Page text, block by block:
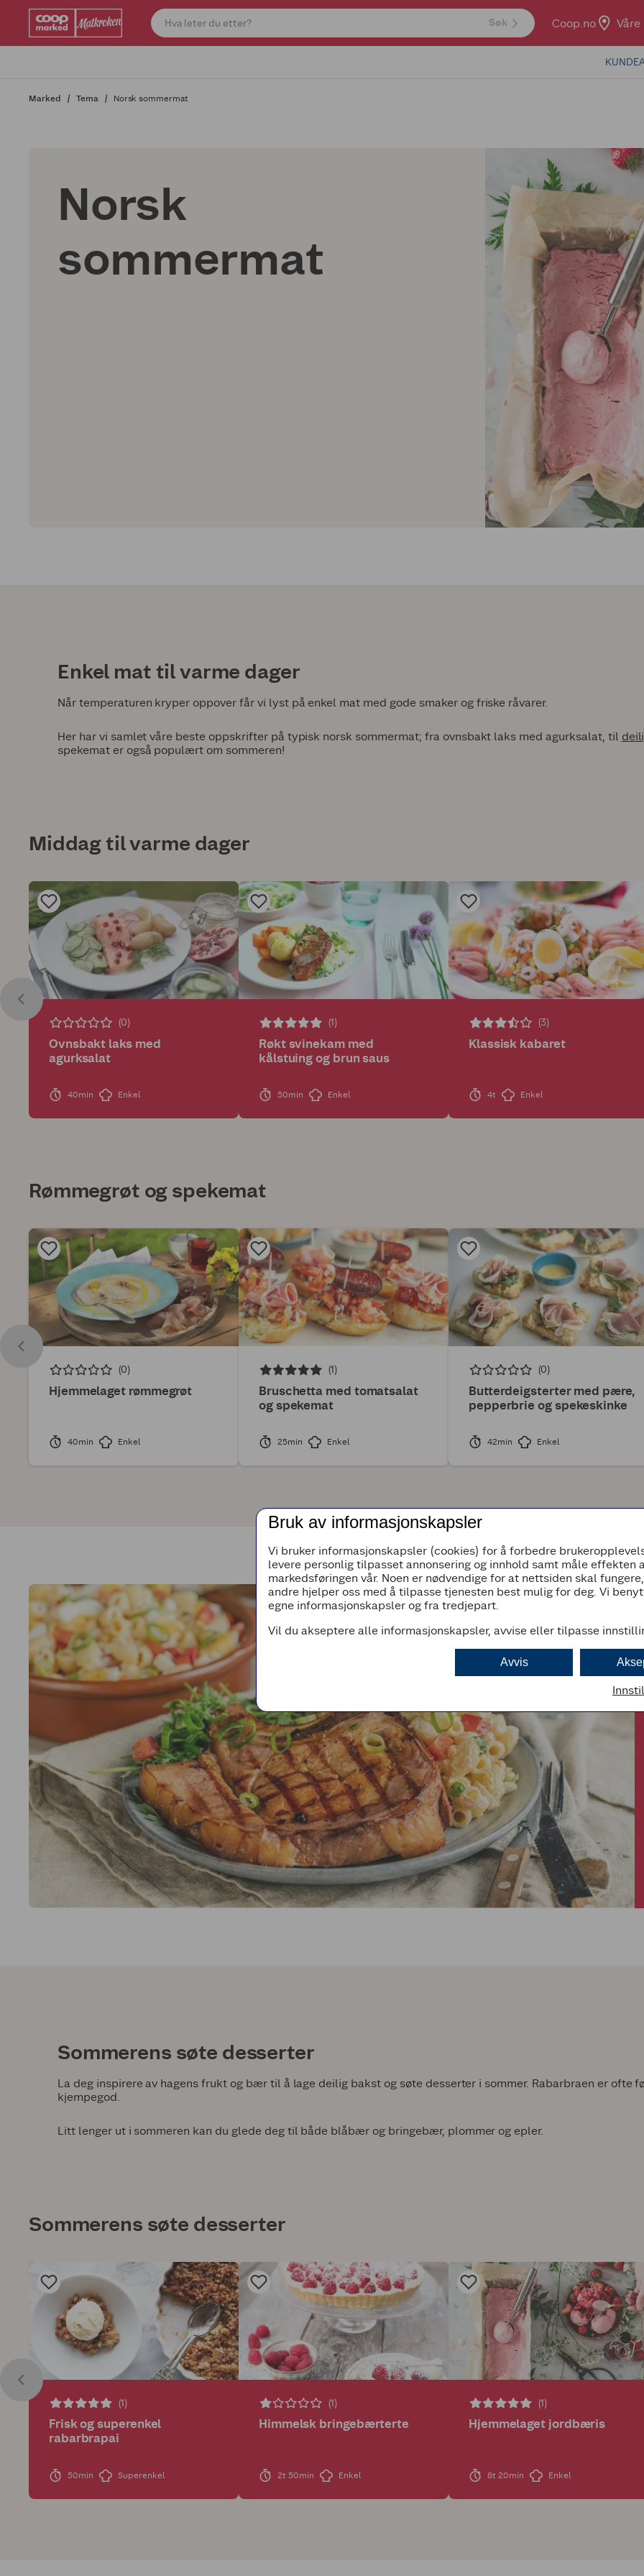
Søk Coop.no
Marked Tema Norsk sommermat
Norsk
sommermat
Enkel mat til varme dager
Når temperaturen kryper oppover får vi lyst på enkel mat med gode smaker og friske råvarer.
Her har vi samlet våre beste oppskrifter på typisk norsk sommermat; fra ovnsbakt laks med agurksalat, til
spekemat er også populært om sommeren!
Middag til varme dager
(0)
Ovnsbakt laks med
agurksalat
40min Enkel
(1)
Røkt svinekam med
kålstuing og brun saus
50min Enkel
(3)
Klassisk kabaret
4t Enkel
Rømmegrøt og spekemat
(0)
Hjemmelaget rømmegrøt
40min Enkel
(1)
Bruschetta med tomatsalat
og spekemat
25min Enkel
(0)
Butterdeigsterter med pære,
pepperbrie og spekeskinke
42min Enkel
Sommerens søte desserter
La deg inspirere av hagens frukt og bær til å lage deilig bakst og søte desserter i sommer. Rabarbraen er ofte
kjempegod.
Litt lenger ut i sommeren kan du glede deg til både blåbær og bringebær, plommer og epler.
Sommerens søte desserter
(1)
Frisk og superenkel
rabarbrapai
50min Superenkel
(1)
Himmelsk bringebærterte
2t 50min Enkel
(1)
Hjemmelaget jordbæris
8t 20min Enkel
Bruk av informasjonskapsler
Vi bruker informasjonskapsler (cookies) for å forbedre
levere personlig tilpasset annonsering og innhold samt måle effekten
markedsføringen vår. Noen er nødvendige for at nettsiden skal
andre hjelper oss med å tilpasse tjenesten best mulig for deg. Vi
egne informasjonskapsler og fra tredjepart.
Vil du akseptere alle informasjonskapsler, avvise eller tilpasse
Avvis